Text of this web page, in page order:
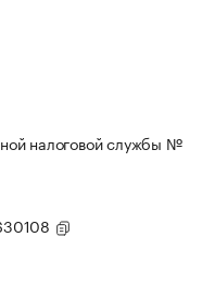
налоговой службы №